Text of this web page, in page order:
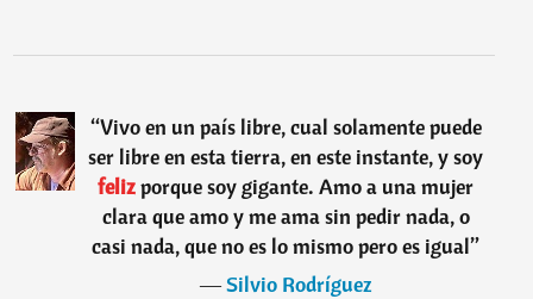
“Vivo en un país libre, cual solamente puede
ser libre en esta tierra, en este instante, y soy
felizporque soy gigante. Amo a una mujer
clara que amo y me ama sin pedir nada, o
casi nada, que no es lo mismo pero es igual”
―Silvio Rodríguez